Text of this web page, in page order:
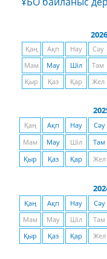
2026
Қаң Ақп Нау
Сәу
Мам
Мау Шіл
Там
Қыр
Қаз Қар Жел
Қаң Ақп Нау
Сәу
Мам
Мау Шіл
Там
Қыр
Қаз Қар Жел
Қаң Ақп Нау
Сәу
Мам
Мау Шіл
Там
Қыр
Қаз Қар Жел